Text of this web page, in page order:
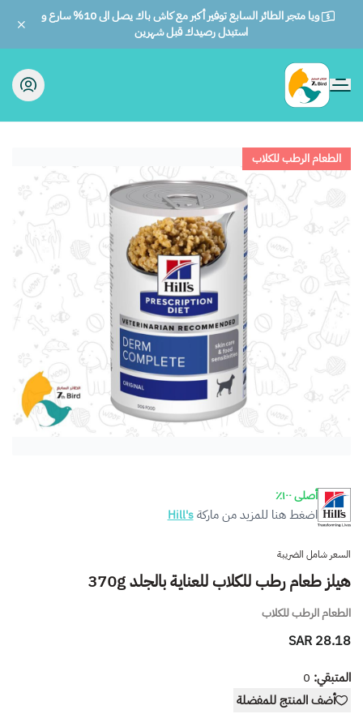
ويا متجر الطائر السابع توفير أكبر مع كاش باك يصل الى 10% سارع و
استبدل رصيدك قبل شهرين
الطائر السابع للحيوانات
الطعام الرطب للكلاب
أصلى ١٠٠٪
اضغط هنا للمزيد من ماركةHill's
السعر شامل الضريبة
هيلز طعام رطب للكلاب للعناية بالجلد 370g
الطعام الرطب للكلاب
28.18 SAR
المتبقي: 0
أضف المنتج للمفضلة